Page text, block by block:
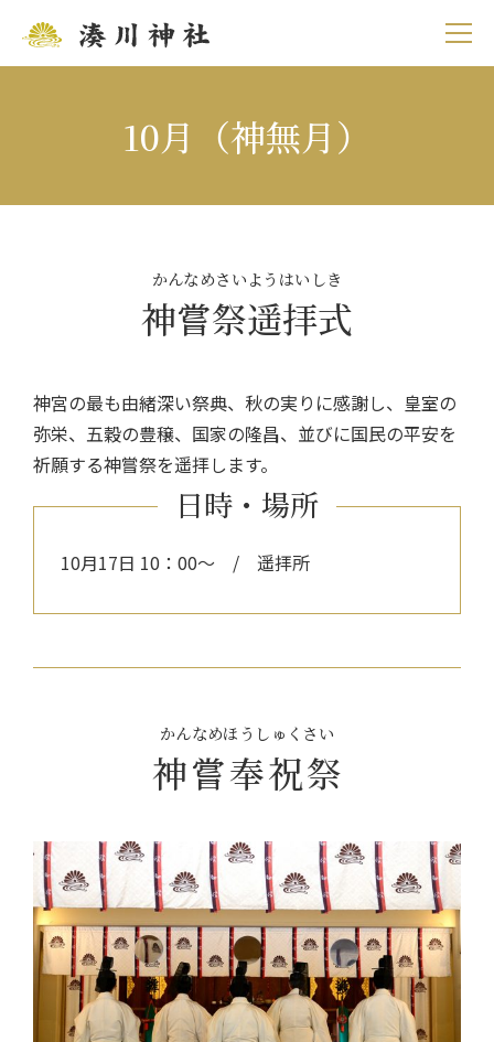
10月（神無月）
神嘗祭遥拝式
かんなめさいようはいしき
神宮の最も由緒深い祭典、秋の実りに感謝し、皇室の
弥栄、五穀の豊穣、国家の隆昌、並びに国民の平安を
祈願する神嘗祭を遥拝します。
日時・場所
10月17日 10：00～ / 遥拝所
神嘗奉祝祭
かんなめほうしゅくさい